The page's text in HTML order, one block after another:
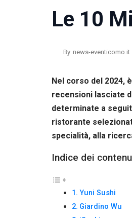
Le 10
By news-eventicomo.it
Nel corso del 2024,
recensioni lasciate
determinate a
ristorante
specialità, alla
Indice dei
Yuni Sushi
Giardino Wu
Esperienza